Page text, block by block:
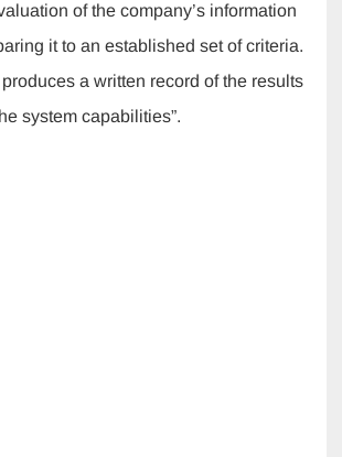
of the company’s information
it to an established set of criteria.
a written record of the results
system capabilities”.